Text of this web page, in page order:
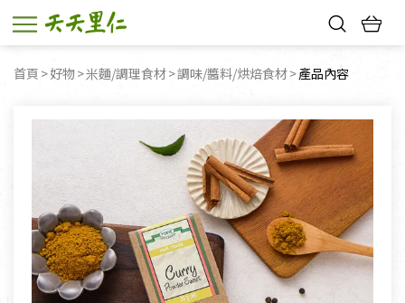
首頁 好物 米麵/調理食材 調味/醬料/烘焙食材 目前頁面：
產品內容